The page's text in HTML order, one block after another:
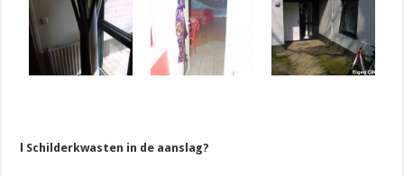
l Schilderkwasten in de aanslag?